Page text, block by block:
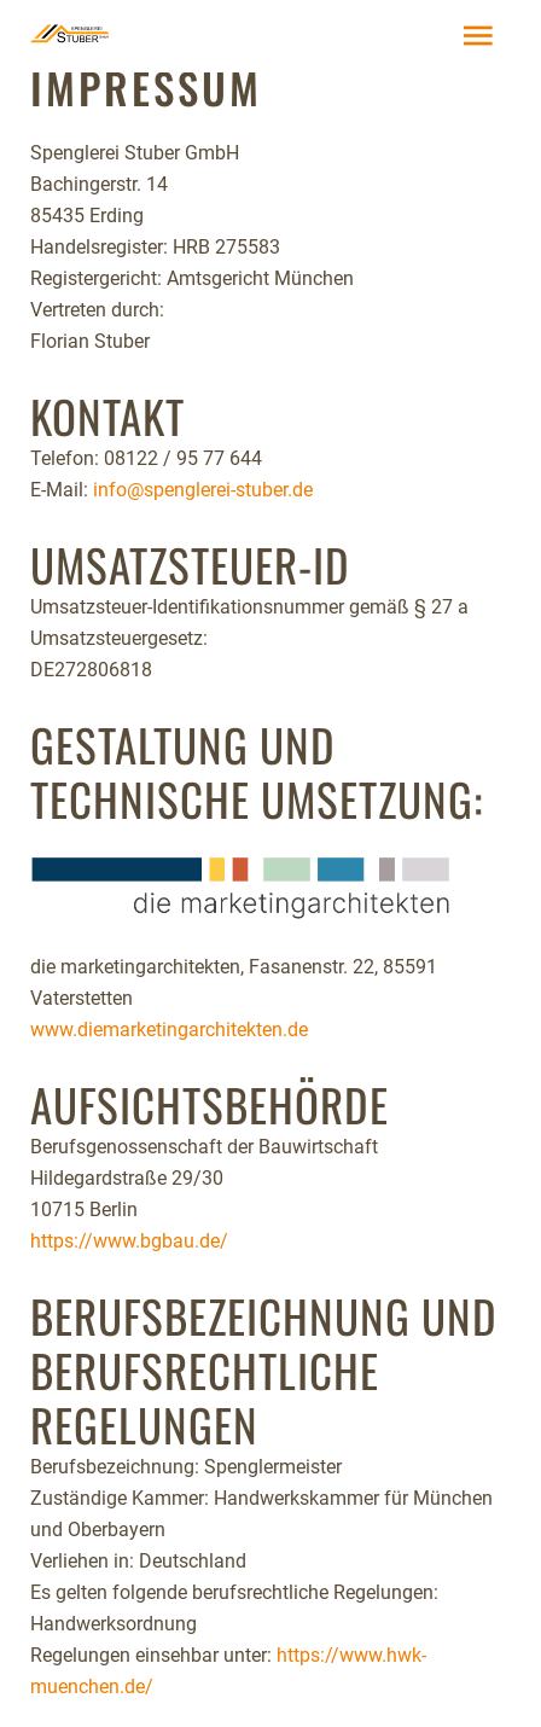
IMPRESSUM
Spenglerei Stuber GmbH
Bachingerstr. 14
85435 Erding
Handelsregister: HRB 275583
Registergericht: Amtsgericht München
Vertreten durch:
Florian Stuber
KONTAKT
Telefon: 08122 / 95 77 644
E-Mail: info@spenglerei-stuber.de
UMSATZSTEUER-ID
Umsatzsteuer-Identifikationsnummer gemäß § 27 a
Umsatzsteuergesetz:
DE272806818
GESTALTUNG UND
TECHNISCHE UMSETZUNG:
die marketingarchitekten, Fasanenstr. 22, 85591
Vaterstetten
www.diemarketingarchitekten.de
AUFSICHTSBEHÖRDE
Berufsgenossenschaft der Bauwirtschaft
Hildegardstraße 29/30
10715 Berlin
https://www.bgbau.de/
BERUFSBEZEICHNUNG UND
BERUFSRECHTLICHE
REGELUNGEN
Berufsbezeichnung: Spenglermeister
Zuständige Kammer: Handwerkskammer für München
und Oberbayern
Verliehen in: Deutschland
Es gelten folgende berufsrechtliche Regelungen:
Handwerksordnung
Regelungen einsehbar unter: https://www.hwk-
muenchen.de/